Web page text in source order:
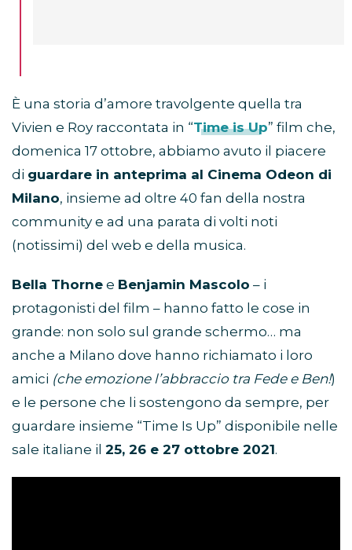
È una storia d’amore travolgente quella tra
Vivien e Roy raccontata in “Time is Up” film che,
domenica 17 ottobre, abbiamo avuto il piacere
di guardare in anteprima al Cinema Odeon di
Milano, insieme ad oltre 40 fan della nostra
community e ad una parata di volti noti
(notissimi) del web e della musica.
Bella Thorne e Benjamin Mascolo – i
protagonisti del film – hanno fatto le cose in
grande: non solo sul grande schermo… ma
anche a Milano dove hanno richiamato i loro
amici (che emozione l’abbraccio tra Fede e Ben!)
e le persone che li sostengono da sempre, per
guardare insieme “Time Is Up” disponibile nelle
sale italiane il 25, 26 e 27 ottobre 2021.